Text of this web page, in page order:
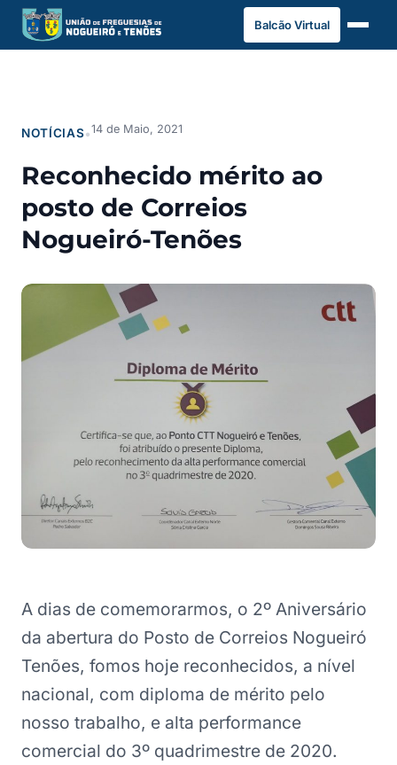
Saltar
para
o
Balcão Virtual
NOTÍCIAS•14 de Maio, 2021
Reconhecido mérito ao
posto de Correios
Nogueiró-Tenões
A dias de comemorarmos, o 2º Aniversário
da abertura do Posto de Correios Nogueiró
Tenões, fomos hoje reconhecidos, a nível
nacional, com diploma de mérito pelo
nosso trabalho, e alta performance
comercial do 3º quadrimestre de 2020.